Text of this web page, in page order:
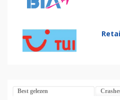
Best gelezen